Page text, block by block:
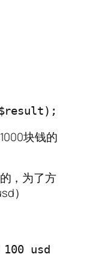
块钱的
，为了方
）
usd